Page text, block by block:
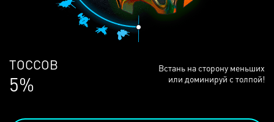
ЛЮДЕЙ
68%
Встань на сторону меньших
или доминируй с толпой!